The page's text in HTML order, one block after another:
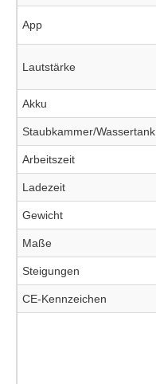
App
Lautstärke
Akku
Staubkammer/Wassertank
Arbeitszeit
Ladezeit
Gewicht
Maße
Steigungen
CE-Kennzeichen